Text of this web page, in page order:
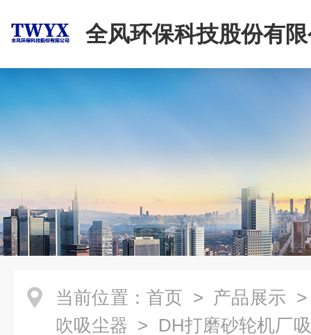
全风环保科技股份有
当前位置： 首页 > 产品展示
吹吸尘器 > DH打磨砂轮机厂